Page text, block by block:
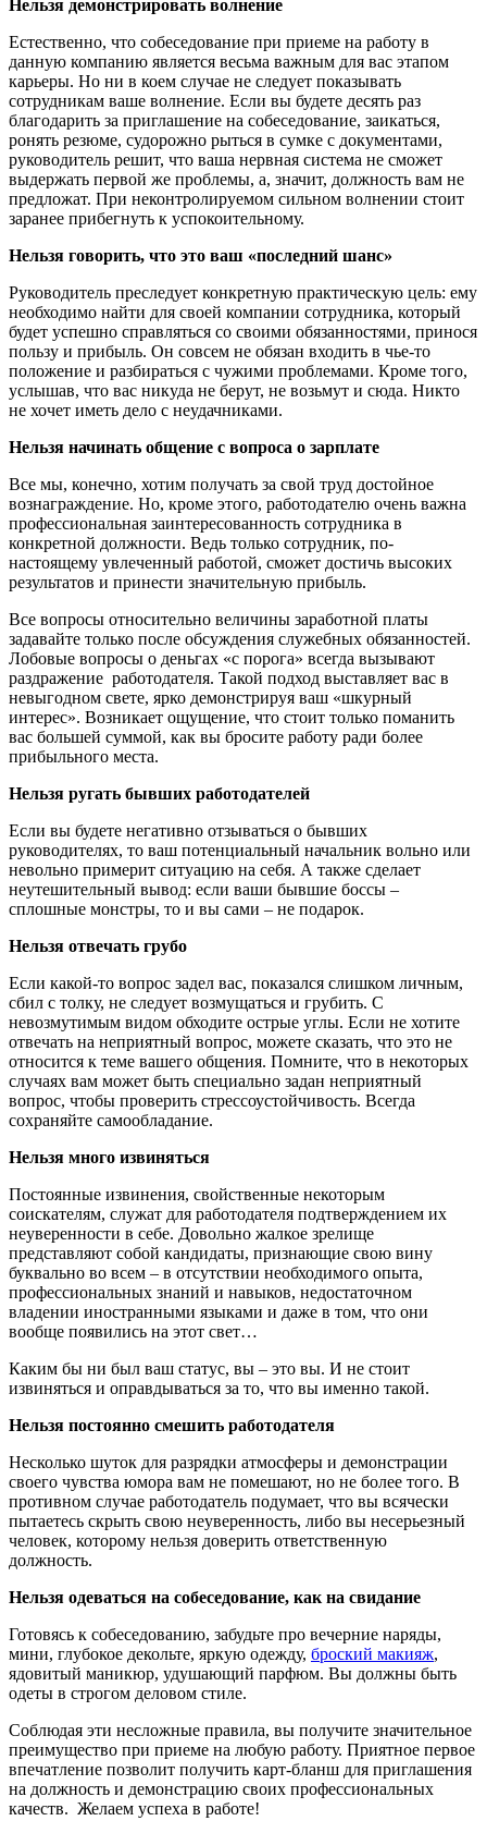
Нельзя демонстрировать волнение
Естественно, что собеседование при приеме на работу в
данную компанию является весьма важным для вас этапом
карьеры. Но ни в коем случае не следует показывать
сотрудникам ваше волнение. Если вы будете десять раз
благодарить за приглашение на собеседование, заикаться,
ронять резюме, судорожно рыться в сумке с документами,
руководитель решит, что ваша нервная система не сможет
выдержать первой же проблемы, а, значит, должность вам не
предложат. При неконтролируемом сильном волнении стоит
заранее прибегнуть к успокоительному.
Нельзя говорить, что это ваш «последний шанс»
Руководитель преследует конкретную практическую цель: ему
необходимо найти для своей компании сотрудника, который
будет успешно справляться со своими обязанностями, принося
пользу и прибыль. Он совсем не обязан входить в чье-то
положение и разбираться с чужими проблемами. Кроме того,
услышав, что вас никуда не берут, не возьмут и сюда. Никто
не хочет иметь дело с неудачниками.
Нельзя начинать общение с вопроса о зарплате
Все мы, конечно, хотим получать за свой труд достойное
вознаграждение. Но, кроме этого, работодателю очень важна
профессиональная заинтересованность сотрудника в
конкретной должности. Ведь только сотрудник, по-
настоящему увлеченный работой, сможет достичь высоких
результатов и принести значительную прибыль.
Все вопросы относительно величины заработной платы
задавайте только после обсуждения служебных обязанностей.
Лобовые вопросы о деньгах «с порога» всегда вызывают
раздражение работодателя. Такой подход выставляет вас в
невыгодном свете, ярко демонстрируя ваш «шкурный
интерес». Возникает ощущение, что стоит только поманить
вас большей суммой, как вы бросите работу ради более
прибыльного места.
Нельзя ругать бывших работодателей
Если вы будете негативно отзываться о бывших
руководителях, то ваш потенциальный начальник вольно или
невольно примерит ситуацию на себя. А также сделает
неутешительный вывод: если ваши бывшие боссы –
сплошные монстры, то и вы сами – не подарок.
Нельзя отвечать грубо
Если какой-то вопрос задел вас, показался слишком личным,
сбил с толку, не следует возмущаться и грубить. С
невозмутимым видом обходите острые углы. Если не хотите
отвечать на неприятный вопрос, можете сказать, что это не
относится к теме вашего общения. Помните, что в некоторых
случаях вам может быть специально задан неприятный
вопрос, чтобы проверить стрессоустойчивость. Всегда
сохраняйте самообладание.
Нельзя много извиняться
Постоянные извинения, свойственные некоторым
соискателям, служат для работодателя подтверждением их
неуверенности в себе. Довольно жалкое зрелище
представляют собой кандидаты, признающие свою вину
буквально во всем – в отсутствии необходимого опыта,
профессиональных знаний и навыков, недостаточном
владении иностранными языками и даже в том, что они
вообще появились на этот свет…
Каким бы ни был ваш статус, вы – это вы. И не стоит
извиняться и оправдываться за то, что вы именно такой.
Нельзя постоянно смешить работодателя
Несколько шуток для разрядки атмосферы и демонстрации
своего чувства юмора вам не помешают, но не более того. В
противном случае работодатель подумает, что вы всячески
пытаетесь скрыть свою неуверенность, либо вы несерьезный
человек, которому нельзя доверить ответственную
должность.
Нельзя одеваться на собеседование, как на свидание
Готовясь к собеседованию, забудьте про вечерние наряды,
мини, глубокое декольте, яркую одежду, броский макияж,
ядовитый маникюр, удушающий парфюм. Вы должны быть
одеты в строгом деловом стиле.
Соблюдая эти несложные правила, вы получите значительное
преимущество при приеме на любую работу. Приятное первое
впечатление позволит получить карт-бланш для приглашения
на должность и демонстрацию своих профессиональных
качеств. Желаем успеха в работе!